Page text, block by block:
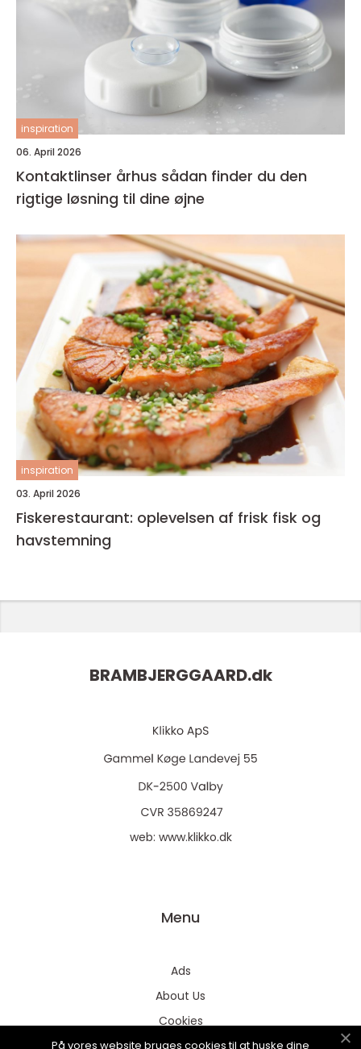
inspiration
06. April 2026
Kontaktlinser århus sådan finder du den
rigtige løsning til dine øjne
inspiration
03. April 2026
Fiskerestaurant: oplevelsen af frisk fisk og
havstemning
BRAMBJERGGAARD.dk
web: www.klikko.dk
Menu
Ads
About Us
Cookies
På vores website bruges cookies til at huske dine